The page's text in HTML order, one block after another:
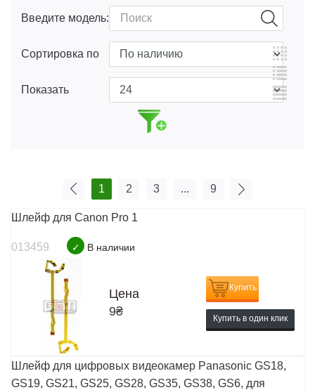
Введите модель:
Сортировка по
Показать
1 2 3 ... 9
Шлейф для Canon Pro 1
013459 ✓ В наличии
Цена
9₴
Купить
Купить в один клик
Шлейф для цифровых видеокамер Panasonic GS18,
GS19, GS21, GS25, GS28, GS35, GS38, GS6, для